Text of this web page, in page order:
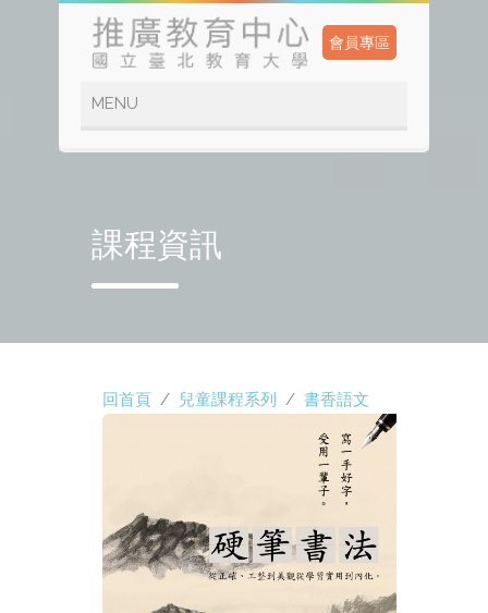
會員專區
課程資訊
回首頁 / 兒童課程系列 / 書香語文